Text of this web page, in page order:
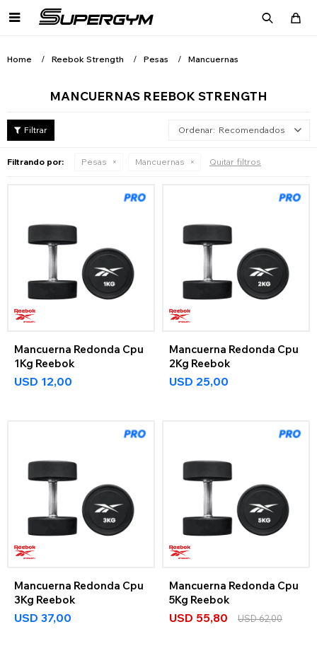

Home Reebok Strength Pesas Mancuernas
MANCUERNAS REEBOK STRENGTH
Recomendados
Filtrando por: Pesas Mancuernas Quitar filtros
Mancuerna Redonda Cpu
1Kg Reebok
USD 12,00
Mancuerna Redonda Cpu
2Kg Reebok
USD 25,00
Mancuerna Redonda Cpu
3Kg Reebok
USD 37,00
Mancuerna Redonda Cpu
5Kg Reebok
USD 55,80 USD62,00